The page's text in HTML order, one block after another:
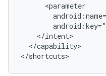
</capability>